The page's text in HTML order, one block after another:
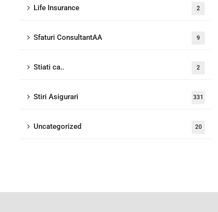
Life Insurance 2
Sfaturi ConsultantAA 9
Stiati ca.. 2
Stiri Asigurari 331
Uncategorized 20